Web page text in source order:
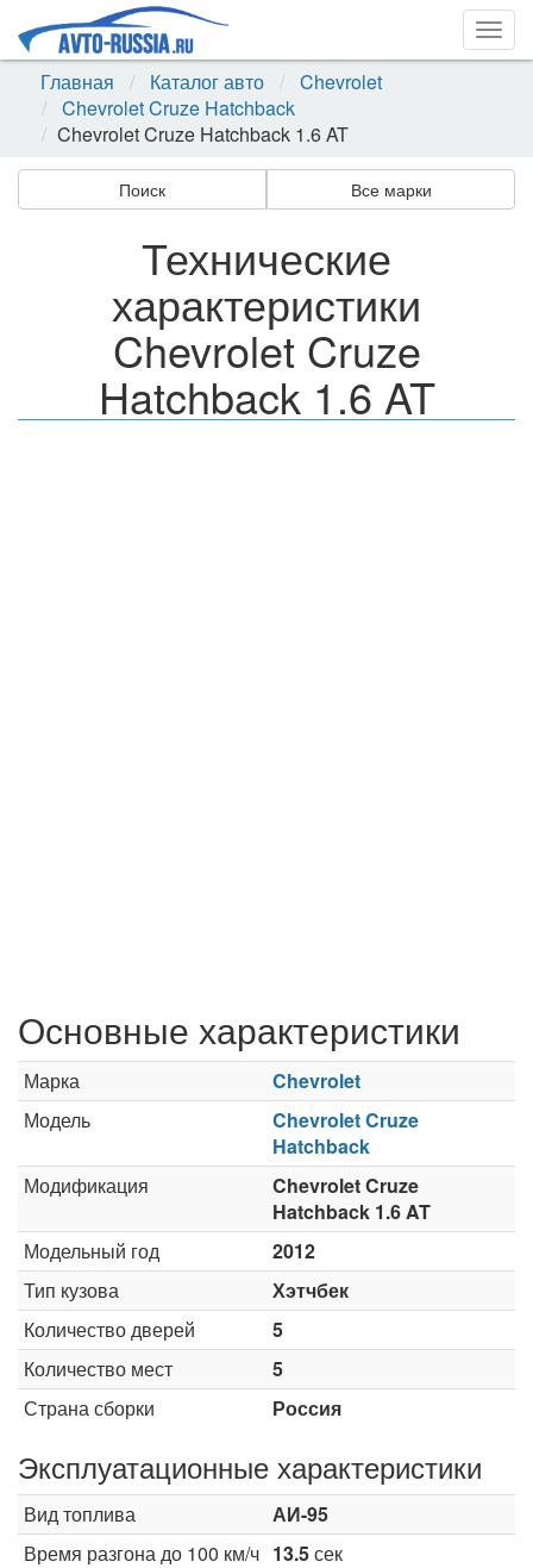
Главная
Каталог авто
Chevrolet
Chevrolet Cruze Hatchback
Chevrolet Cruze Hatchback 1.6 AT
Поиск Все марки
Технические
характеристики
Chevrolet Cruze
Hatchback 1.6 AT
Основные характеристики
Марка
Chevrolet
Модель
Chevrolet Cruze
Hatchback
Модификация
Chevrolet Cruze
Hatchback 1.6 AT
Модельный год
2012
Тип кузова
Хэтчбек
Количество дверей
5
Количество мест
5
Страна сборки
Россия
Эксплуатационные характеристики
Вид топлива
АИ-95
Время разгона до 100 км/ч 13.5сек